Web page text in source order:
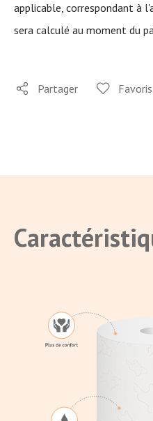
applicable, correspondant à
sera calculé au moment du
Partager Favoris